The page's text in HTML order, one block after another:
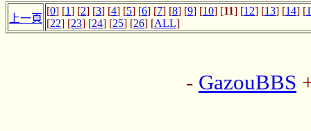
上一頁
[0] [1] [2] [3] [4] [5] [6] [7] [8] [9] [10] [11] [12] [13] [14] [
[22] [23] [24] [25] [26] [ALL]
- GazouBBS